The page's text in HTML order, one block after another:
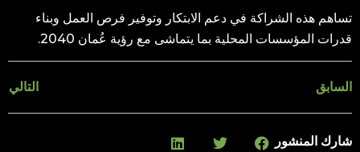
تساهم هذه الشراكة في دعم الابتكار وتوفير فرص العمل وبناء
قدرات المؤسسات المحلية بما يتماشى مع رؤية عُمان 2040.
السابق التالي
شارك المنشور